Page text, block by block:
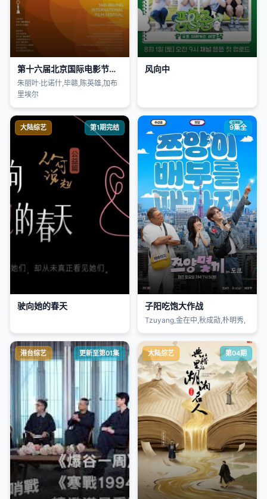
第十六届北京国际电影节颁奖典
朱丽叶·比诺什,毕赣,陈英雄,加布
里埃尔
风向中
大陆综艺 第1期完结
驶向她的春天
9集全
子阳吃饱大作战
Tzuyang,金在中,秋成勋,朴明秀,
港台综艺 更新至第01集 大陆综艺 第04期